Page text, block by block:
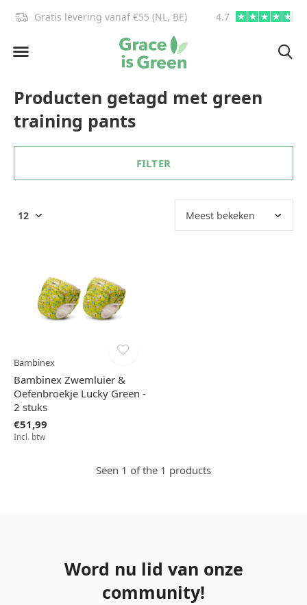
Gratis levering vanaf €55 (NL, BE) 4.7
Producten getagd met green
training pants
FILTER
Bambinex
Bambinex Zwemluier &
Oefenbroekje Lucky Green -
2 stuks
€51,99
Incl. btw
Seen 1 of the 1 products
Word nu lid van onze
community!